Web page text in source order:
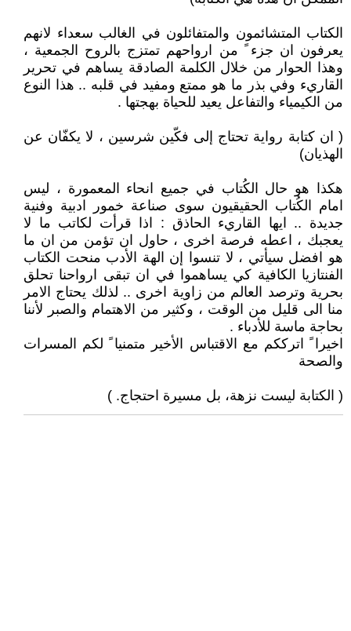
الكتاب المتشائمون والمتفائلون في الغالب سعداء لانهم
يعرفون ان جزء ً من ارواحهم تمتزج بالروح الجمعية ،
وهذا الحوار من خلال الكلمة الصادقة يساهم في تحرير
القاريء وفي بذر ما هو ممتع ومفيد في قلبه .. هذا النوع
من الكيمياء والتفاعل يعيد للحياة بهجتها .
( ان كتابة رواية تحتاج إلى فكّين شرسين ، لا يكفّان عن
الهذيان)
هكذا هو حال الكُتاب في جميع انحاء المعمورة ، ليس
امام الكُتاب الحقيقيون سوى صناعة خمور ادبية وفنية
جديدة .. ايها القاريء الحاذق : اذا قرأت لكاتب ما لا
يعجبك ، اعطه فرصة اخرى ، حاول ان تؤمن من ان ما
هو افضل سيأتي ، لا تنسوا إن الهة الأدب منحت الكتاب
الفنتازيا الكافية كي يساهموا في ان تبقى ارواحنا تحلق
بحرية وترصد العالم من زاوية اخرى .. لذلك يحتاج الامر
منا الى قليل من الوقت ، وكثير من الاهتمام والصبر لأننا
بحاجة ماسة للأدباء .
اخيرا ً اترككم مع الاقتباس الأخير متمنيا ً لكم المسرات
والصحة
( الكتابة ليست نزهة، بل مسيرة احتجاج. )